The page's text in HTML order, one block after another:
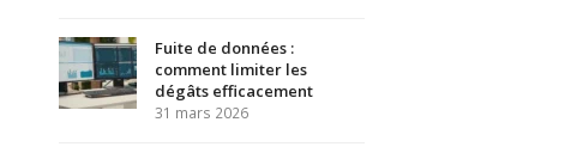
Fuite de données :
comment limiter les
dégâts efficacement
31 mars 2026